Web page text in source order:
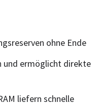
ohne Ende
und ermöglicht direkte
liefern schnelle